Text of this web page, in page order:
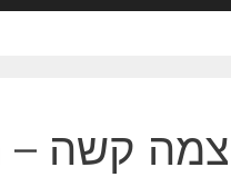
קשה